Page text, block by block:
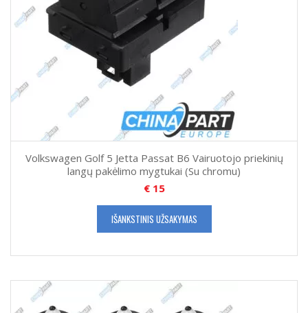
Volkswagen Golf 5 Jetta Passat B6 Vairuotojo priekinių
langų pakėlimo mygtukai (Su chromu)
€15
IŠANKSTINIS UŽSAKYMAS